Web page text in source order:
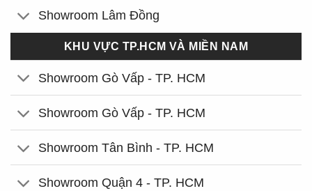
Showroom Lâm Đồng
KHU VỰC TP.HCM VÀ MIỀN NAM
Showroom Gò Vấp - TP. HCM
Showroom Gò Vấp - TP. HCM
Showroom Tân Bình - TP. HCM
Showroom Quận 4 - TP. HCM